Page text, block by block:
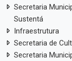
Secretaria
Sustentá
Infraestrutura
Secretaria de
Secretaria